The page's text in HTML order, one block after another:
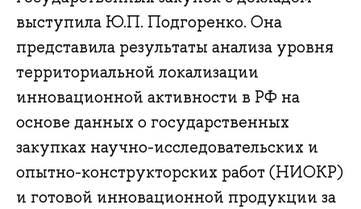
выступила Ю.П. Подгоренко. Она
представила результаты анализа уровня
территориальной локализации
инновационной активности в РФ на
основе данных о государственных
закупках научно-исследовательских и
опытно-конструкторских работ (НИОКР)
и готовой инновационной продукции за